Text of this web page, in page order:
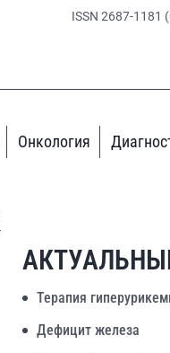
ISSN 2687-1181
Онкология
Терапия
Дефицит железа